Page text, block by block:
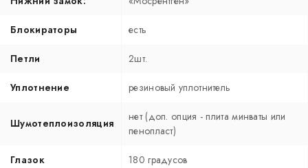
Блокираторы есть
Петли 2шт.
Уплотнение резиновый уплотнитель
Шумотеплоизоляция
нет (доп. опция - плита минваты или
пенопласт)
Глазок 180 градусов